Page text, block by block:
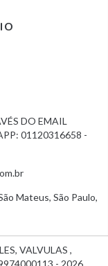
DO EMAIL
01120316658 -
Mateus, São Paulo,
VALVULAS ,
- 2026.